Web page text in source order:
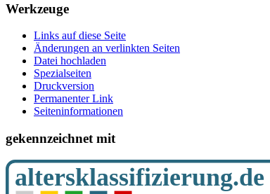
Werkzeuge
Links auf diese Seite
Änderungen an verlinkten Seiten
Datei hochladen
Spezialseiten
Druckversion
Permanenter Link
Seiten­­informationen
gekennzeichnet mit